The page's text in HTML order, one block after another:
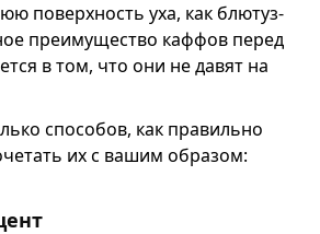
поверхность уха, как блютуз-
преимущество каффов перед
в том, что они не давят на
способов, как правильно
их с вашим образом: